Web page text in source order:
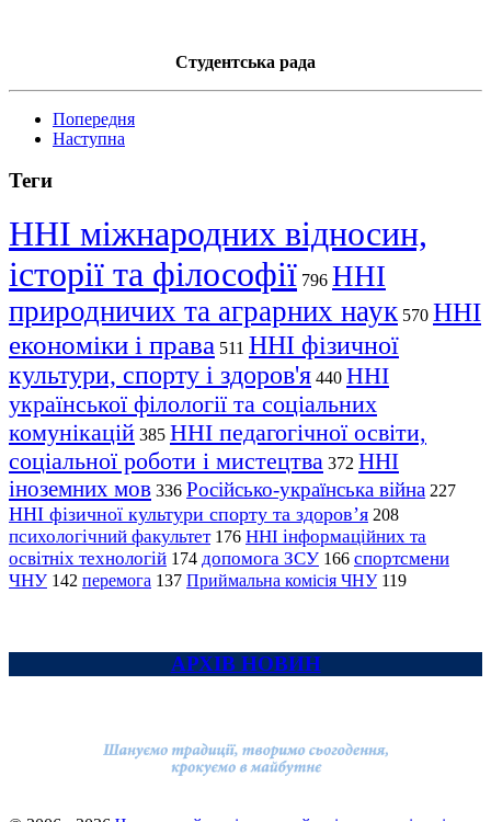
Студентська рада
Попередня
Наступна
Теги
ННІ міжнародних відносин,
історії та філософії 796 ННІ
природничих та аграрних наук 570 ННІ
економіки і права 511 ННІ фізичної
культури, спорту і здоров'я 440 ННІ
української філології та соціальних
комунікацій 385 ННІ педагогічної освіти,
соціальної роботи і мистецтва 372 ННІ
іноземних мов 336 Російсько-українська війна 227
ННІ фізичної культури спорту та здоров’я 208
психологічний факультет 176 ННІ інформаційних та
освітніх технологій 174 допомога ЗСУ 166 спортсмени
ЧНУ 142 перемога 137 Приймальна комісія ЧНУ 119
АРХІВ НОВИН